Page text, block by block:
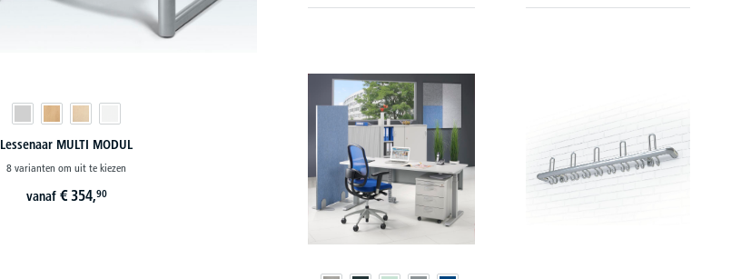
Lessenaar MULTI MODUL
8 varianten om uit te kiezen
vanaf € 354,90